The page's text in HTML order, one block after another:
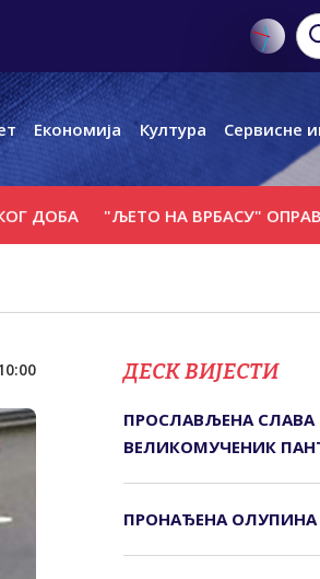
Економија Култура Сервисне
"ЉЕТО НА ВРБАСУ" ОПРАВДАЛО
ДЕСК ВИЈЕСТИ
ПРОСЛАВЉЕНА СЛАВА
ВЕЛИКОМУЧЕНИК
ПРОНАЂЕНА